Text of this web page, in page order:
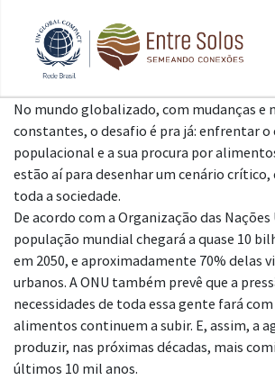
No mundo globalizado, com mudanças e
constantes, o desafio é pra já: enfrentar
populacional e a sua procura por
estão aí para desenhar um cenário crítico,
toda a sociedade.
De acordo com a Organização das Nações
população mundial chegará a quase 10
em 2050, e aproximadamente 70% delas
urbanos. A ONU também prevê que a
necessidades de toda essa gente fará
alimentos continuem a subir. E, assim, a
produzir, nas próximas décadas, mais
últimos 10 mil anos.